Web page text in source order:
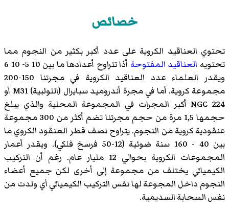
خصائص
تحتوي العناقيد الكروية على عدد أكبر بكثير من النجوم مما
تحتويه العناقيد المفتوحة
أذا تتراوح أعدادها ما بين 10 5- 10 6
ويقدر العلماء عدد العناقيد الكروية في مجرتنا 150-200
مجموعة كروية. أما في مجرة أندروميد سبايرال (اللولبية) M31 أو
NGC 224 أكبر المجرات في المجموعة المحلية والذي يبلغ
حجمها 1,5 مرة من حجم مجرتنا تضم أكثر من 300 مجموعة
عنقودية كروية من النجوم. يتراوح نصف قطر العنقود الكروي ما
بين 40 - 160 سنة ضوئية (12-50 فرسخ فلكي). ويقدر أعمار
المجموعات الكروية بحوالي 12 مليار عام. رغم أن التركيب
الكيميائي يختلف من مجموعة إلى أخرى لكن جميع أعضاء
النجوم داخل المجوعة لها نفس التركيب الكيميائي أي ولدت من
نفس السحابة السديمية.